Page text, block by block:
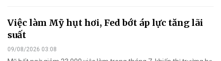
Việc làm Mỹ hụt hơi, Fed bớt áp lực tăng lãi
suất
09/08/2026 03:08